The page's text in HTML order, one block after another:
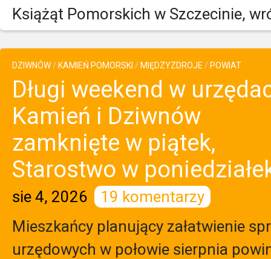
Książąt Pomorskich w Szczecinie,
DZIWNÓW/ KAMIEŃ POMORSKI / MIĘDZYZDROJE / POWIAT
Długi weekend w
Kamień i Dziwnów
zamknięte w piątek,
Starostwo w
sie 4, 2026
19 komentarzy
Mieszkańcy planujący załatwienie
urzędowych w połowie sierpnia